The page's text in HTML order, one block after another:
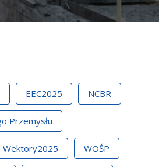
EEC2025 NCBR
Przemysłu
Wektory2025 WOŚP